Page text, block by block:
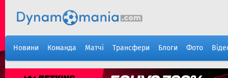
Новини Команда Матчі Трансфери Блоги Фото